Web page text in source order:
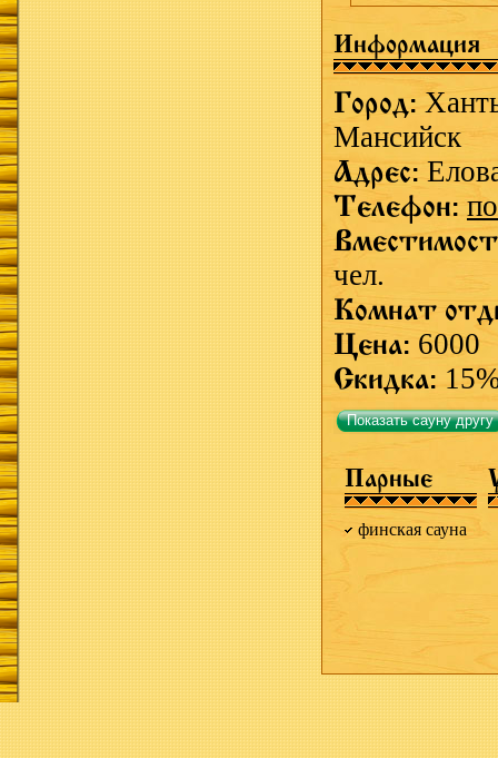
Информация
Город:
Мансийск
Адрес:
Телефон:
чел.
Комнат
Цена: 6000
Скидка:
Показать сауну другу
Парные
финская сауна